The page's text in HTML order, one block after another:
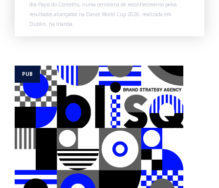
dos Paços do Concelho, numa cerimónia de reconhecimento pelos
resultados alcançados na Dance World Cup 2026, realizada em
Dublin, na Irlanda.